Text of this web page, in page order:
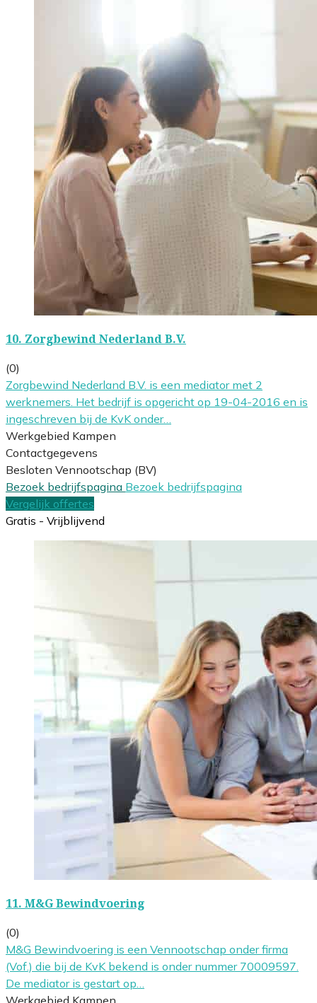
10. Zorgbewind Nederland B.V.
(0)
Zorgbewind Nederland B.V. is een mediator met 2
werknemers. Het bedrijf is opgericht op 19-04-2016 en is
ingeschreven bij de KvK onder…
Werkgebied Kampen
Contactgegevens
Besloten Vennootschap (BV)
Bezoek bedrijfspagina Bezoek bedrijfspagina
Vergelijk offertes
Gratis - Vrijblijvend
11. M&G Bewindvoering
(0)
M&G Bewindvoering is een Vennootschap onder firma
(Vof.) die bij de KvK bekend is onder nummer 70009597.
De mediator is gestart op…
Werkgebied Kampen